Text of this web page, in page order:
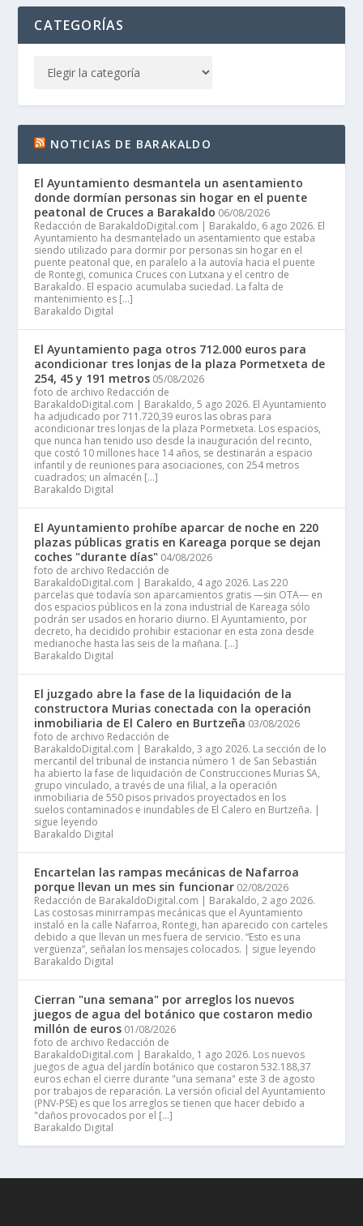
CATEGORÍAS
NOTICIAS DE BARAKALDO
El Ayuntamiento desmantela un asentamiento
donde dormían personas sin hogar en el puente
peatonal de Cruces a Barakaldo 06/08/2026
Redacción de BarakaldoDigital.com | Barakaldo, 6 ago 2026. El
Ayuntamiento ha desmantelado un asentamiento que estaba
siendo utilizado para dormir por personas sin hogar en el
puente peatonal que, en paralelo a la autovía hacia el puente
de Rontegi, comunica Cruces con Lutxana y el centro de
Barakaldo. El espacio acumulaba suciedad. La falta de
mantenimiento es […]
Barakaldo Digital
El Ayuntamiento paga otros 712.000 euros para
acondicionar tres lonjas de la plaza Pormetxeta de
254, 45 y 191 metros 05/08/2026
foto de archivo Redacción de
BarakaldoDigital.com | Barakaldo, 5 ago 2026. El Ayuntamiento
ha adjudicado por 711.720,39 euros las obras para
acondicionar tres lonjas de la plaza Pormetxeta. Los espacios,
que nunca han tenido uso desde la inauguración del recinto,
que costó 10 millones hace 14 años, se destinarán a espacio
infantil y de reuniones para asociaciones, con 254 metros
cuadrados; un almacén […]
Barakaldo Digital
El Ayuntamiento prohíbe aparcar de noche en 220
plazas públicas gratis en Kareaga porque se dejan
coches "durante días" 04/08/2026
foto de archivo Redacción de
BarakaldoDigital.com | Barakaldo, 4 ago 2026. Las 220
parcelas que todavía son aparcamientos gratis —sin OTA— en
dos espacios públicos en la zona industrial de Kareaga sólo
podrán ser usados en horario diurno. El Ayuntamiento, por
decreto, ha decidido prohibir estacionar en esta zona desde
medianoche hasta las seis de la mañana. […]
Barakaldo Digital
El juzgado abre la fase de la liquidación de la
constructora Murias conectada con la operación
inmobiliaria de El Calero en Burtzeña 03/08/2026
foto de archivo Redacción de
BarakaldoDigital.com | Barakaldo, 3 ago 2026. La sección de lo
mercantil del tribunal de instancia número 1 de San Sebastián
ha abierto la fase de liquidación de Construcciones Murias SA,
grupo vinculado, a través de una filial, a la operación
inmobiliaria de 550 pisos privados proyectados en los
suelos contaminados e inundables de El Calero en Burtzeña. |
sigue leyendo
Barakaldo Digital
Encartelan las rampas mecánicas de Nafarroa
porque llevan un mes sin funcionar 02/08/2026
Redacción de BarakaldoDigital.com | Barakaldo, 2 ago 2026.
Las costosas minirrampas mecánicas que el Ayuntamiento
instaló en la calle Nafarroa, Rontegi, han aparecido con carteles
debido a que llevan un mes fuera de servicio. “Esto es una
vergüenza”, señalan los mensajes colocados. | sigue leyendo
Barakaldo Digital
Cierran "una semana" por arreglos los nuevos
juegos de agua del botánico que costaron medio
millón de euros 01/08/2026
foto de archivo Redacción de
BarakaldoDigital.com | Barakaldo, 1 ago 2026. Los nuevos
juegos de agua del jardín botánico que costaron 532.188,37
euros echan el cierre durante "una semana" este 3 de agosto
por trabajos de reparación. La versión oficial del Ayuntamiento
(PNV-PSE) es que los arreglos se tienen que hacer debido a
"daños provocados por el […]
Barakaldo Digital